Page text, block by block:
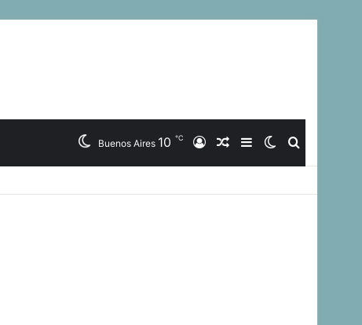
Buscar
Switch
skin
Barra
Lateral
Artículo
Aleatorio
Iniciar
Sesión
Buenos Aires 10 ℃